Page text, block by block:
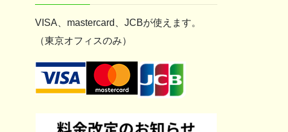
VISA、mastercard、JCBが使えます。
（東京オフィスのみ）